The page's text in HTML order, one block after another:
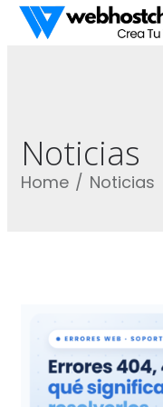
Noticias
Home Noticias